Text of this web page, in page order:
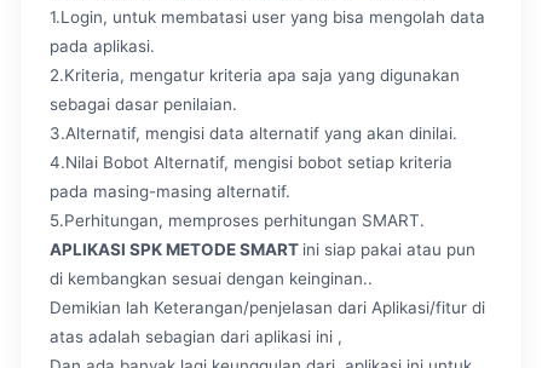
1.Login, untuk membatasi user yang bisa mengolah data
pada aplikasi.
2.Kriteria, mengatur kriteria apa saja yang digunakan
sebagai dasar penilaian.
3.Alternatif, mengisi data alternatif yang akan dinilai.
4.Nilai Bobot Alternatif, mengisi bobot setiap kriteria
pada masing-masing alternatif.
5.Perhitungan, memproses perhitungan SMART.
APLIKASI SPK METODE SMART ini siap pakai atau pun
di kembangkan sesuai dengan keinginan..
Demikian lah Keterangan/penjelasan dari Aplikasi/fitur di
atas adalah sebagian dari aplikasi ini ,